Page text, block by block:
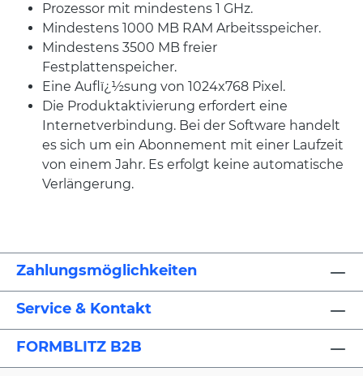
Prozessor mit mindestens 1 GHz.
Mindestens 1000 MB RAM Arbeitsspeicher.
Mindestens 3500 MB freier
Festplattenspeicher.
Eine Auflï¿½sung von 1024x768 Pixel.
Die Produktaktivierung erfordert eine
Internetverbindung. Bei der Software handelt
es sich um ein Abonnement mit einer Laufzeit
von einem Jahr. Es erfolgt keine automatische
Verlängerung.
Zahlungsmöglichkeiten
Service & Kontakt
FORMBLITZ B2B